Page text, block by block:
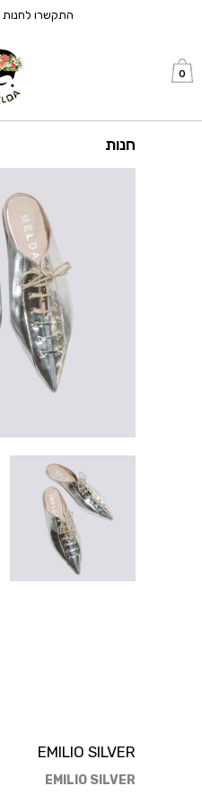
התקשרו לחנות
0
חנות
EMILIO SILVER
EMILIO SILVER